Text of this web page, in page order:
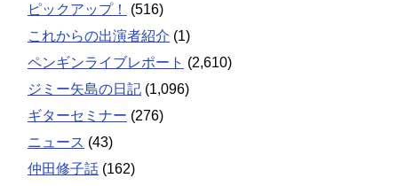
ピックアップ！
(516)
これからの出演者紹介 (1)
ペンギンライブレポート (2,610)
ジミー矢島の日記 (1,096)
ギターセミナー (276)
ニュース (43)
仲田修子話 (162)